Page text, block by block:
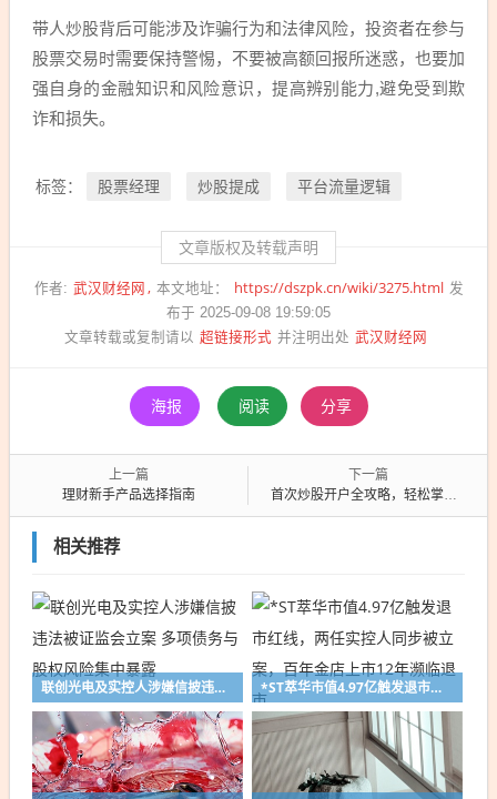
带人炒股背后可能涉及诈骗行为和法律风险，投资者在参与
股票交易时需要保持警惕，不要被高额回报所迷惑，也要加
强自身的金融知识和风险意识，提高辨别能力,避免受到欺
诈和损失。
标签： 股票经理 炒股提成 平台流量逻辑
文章版权及转载声明
作者: 武汉财经网 本文地址： https://dszpk.cn/wiki/3275.html 发
布于 2025-09-08 19:59:05
文章转载或复制请以 超链接形式 并注明出处 武汉财经网
海报 阅读 分享
上一篇
理财新手产品选择指南
下一篇
首次炒股开户全攻略，轻松掌握开户流程，开启你的投资之旅！
相关推荐
联创光电及实控人涉嫌信披违法被证监会立案 多项债务与股权风险集中暴露 *ST萃华市值4.97亿触发退市红线，两任实控人同步被立案，百年金店上市12年濒临退市